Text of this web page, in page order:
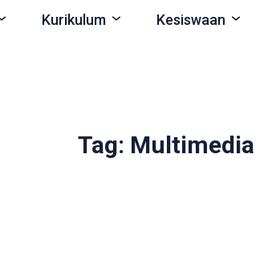
Kurikulum Kesiswaan
Tag: Multimedia